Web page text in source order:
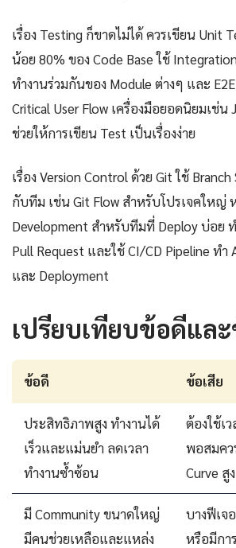
เรื่อง Testing ก็ขาดไม่ได้ ควรเขียน Unit
น้อย 80% ของ Code Base ใช้
ทำงานร่วมกันของ Module ต่างๆ และ
Critical User Flow เครื่องมือยอดนิยมเช่น
ช่วยให้การเขียน Test เป็นเรื่องง่าย
เรื่อง Version Control ด้วย Git ใช้
กับทีม เช่น Git Flow สำหรับโปรเจคใหญ่
Development สำหรับทีมที่ Deploy บ่อย
Pull Request และใช้ CI/CD Pipeline ทำ
และ Deployment
เปรียบเทียบข้อดีและ
ข้อดี ข้อเสีย
ประสิทธิภาพสูง ทำงานได้
เร็วและแม่นยำ ลดเวลา
ทำงานซ้ำซ้อน
ต้องใช้เ
พอสมคว
Curve สูง
มี Community ขนาดใหญ่
มีคนช่วยเหลือและแหล่ง
บางฟีเจ
หรือมีกา